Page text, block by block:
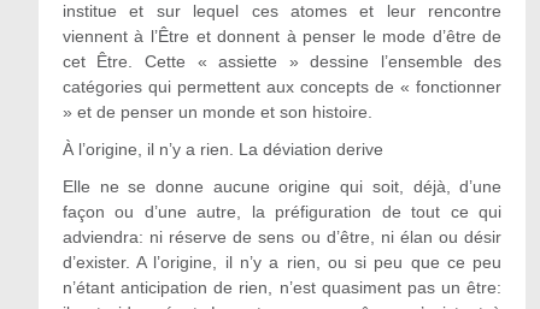
institue et sur lequel ces atomes et leur rencontre
viennent à l’Être et donnent à penser le mode d’être de
cet Être. Cette « assiette » dessine l’ensemble des
catégories qui permettent aux concepts de « fonctionner
» et de penser un monde et son histoire.
À l’origine, il n’y a rien. La déviation derive
Elle ne se donne aucune origine qui soit, déjà, d’une
façon ou d’une autre, la préfiguration de tout ce qui
adviendra: ni réserve de sens ou d’être, ni élan ou désir
d’exister. A l’origine, il n’y a rien, ou si peu que ce peu
n’étant anticipation de rien, n’est quasiment pas un être: